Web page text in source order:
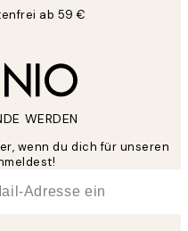
ab 59 €
WERDEN
wenn du dich für unseren